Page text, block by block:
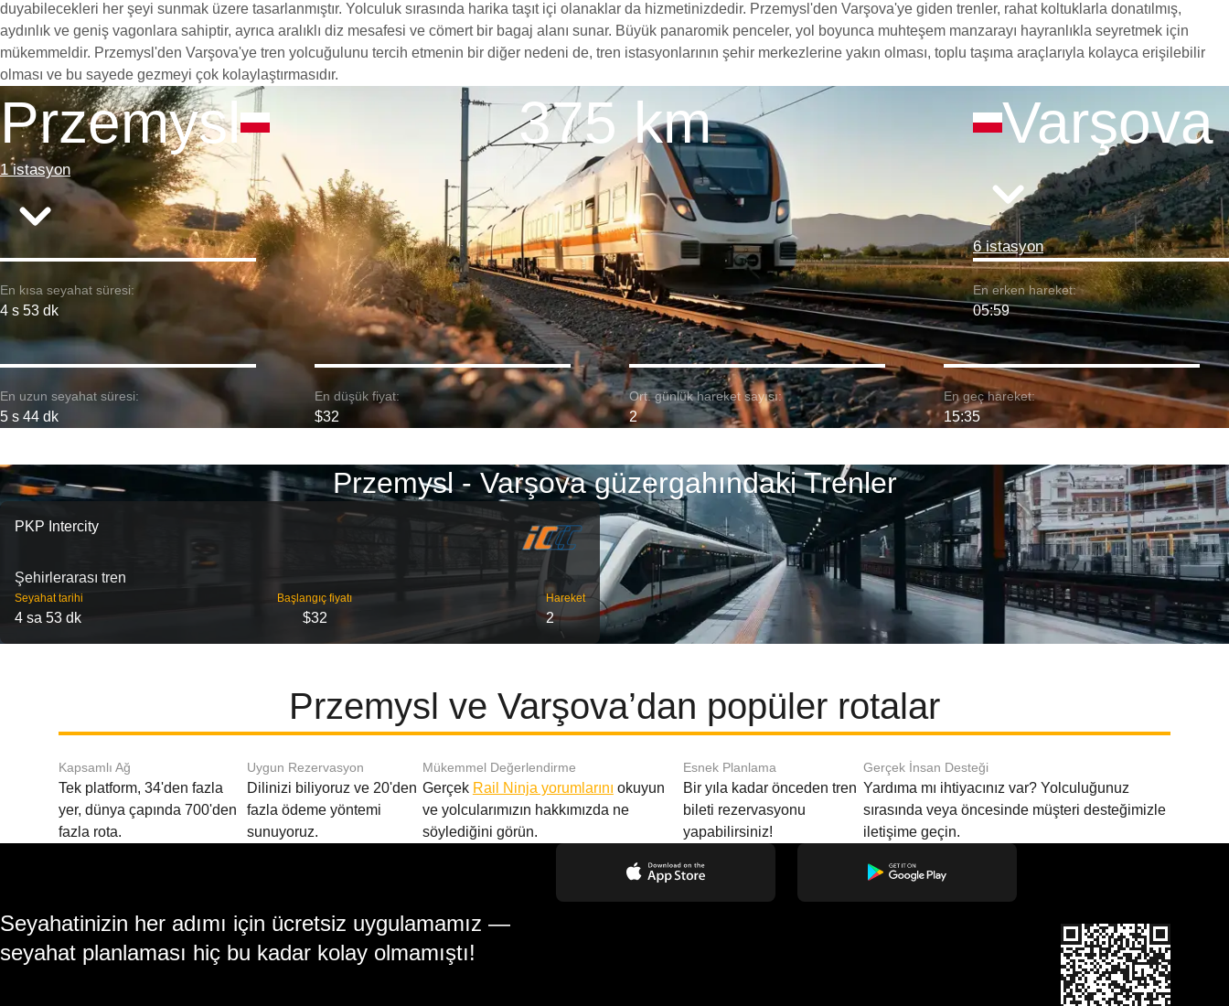
duyabilecekleri her şeyi sunmak üzere tasarlanmıştır. Yolculuk sırasında harika taşıt içi olanaklar da hizmetinizdedir. Przemysl'den Varşova'ye giden trenler, rahat koltuklarla donatılmış,
aydınlık ve geniş vagonlara sahiptir, ayrıca aralıklı diz mesafesi ve cömert bir bagaj alanı sunar. Büyük panaromik penceler, yol boyunca muhteşem manzarayı hayranlıkla seyretmek için
mükemmeldir. Przemysl'den Varşova'ye tren yolcuğulunu tercih etmenin bir diğer nedeni de, tren istasyonlarının şehir merkezlerine yakın olması, toplu taşıma araçlarıyla kolayca erişilebilir
olması ve bu sayede gezmeyi çok kolaylaştırmasıdır.
Przemysl
1 istasyon
375 km Varşova
6 istasyon
En kısa seyahat süresi:
4 s 53 dk
En erken hareket:
05:59
En uzun seyahat süresi:
5 s 44 dk
En düşük fiyat:
$32
Ort. günlük hareket sayısı:
2
En geç hareket:
15:35
Przemysl - Varşova güzergahındaki Trenler
PKP Intercity
Şehirlerarası tren
Seyahat tarihi
4 sa 53 dk
Başlangıç ​​fiyatı
$32
Hareket
2
Przemysl ve Varşova’dan popüler rotalar
Kapsamlı Ağ
Tek platform, 34'den fazla
yer, dünya çapında 700'den
fazla rota.
Uygun Rezervasyon
Dilinizi biliyoruz ve 20'den
fazla ödeme yöntemi
sunuyoruz.
Mükemmel Değerlendirme
Gerçek Rail Ninja yorumlarını okuyun
ve yolcularımızın hakkımızda ne
söylediğini görün.
Esnek Planlama
Bir yıla kadar önceden tren
bileti rezervasyonu
yapabilirsiniz!
Gerçek İnsan Desteği
Yardıma mı ihtiyacınız var? Yolculuğunuz
sırasında veya öncesinde müşteri desteğimizle
iletişime geçin.
Seyahatinizin her adımı için ücretsiz uygulamamız —
seyahat planlaması hiç bu kadar kolay olmamıştı!